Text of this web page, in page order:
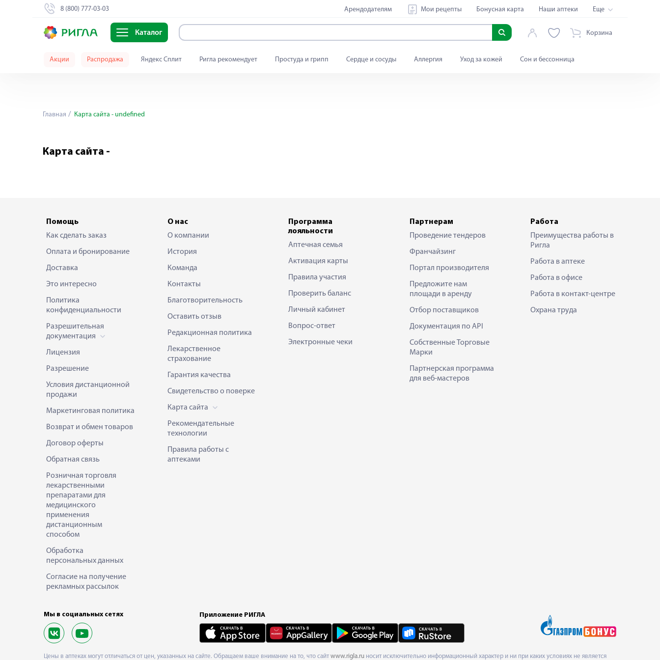
8 (800) 777-03-03 Арендодателям Мои рецепты Бонусная карта Наши аптеки Еще
Каталог Корзина
Акции Распродажа Яндекс Сплит Ригла рекомендует Простуда и грипп Сердце и сосуды Аллергия Уход за кожей Сон и бессонница
Главная Карта сайта - undefined
Карта сайта -
Помощь
Как сделать заказ
Оплата и бронирование
Доставка
Это интересно
Политика
конфиденциальности
Разрешительная
документация
Лицензия
Разрешение
Условия дистанционной
продажи
Маркетинговая политика
Возврат и обмен товаров
Договор оферты
Обратная связь
Розничная торговля
лекарственными
препаратами для
медицинского
применения
дистанционным
способом
Обработка
персональных данных
Согласие на получение
рекламных рассылок
О нас
О компании
История
Команда
Контакты
Благотворительность
Оставить отзыв
Редакционная политика
Лекарственное
страхование
Гарантия качества
Свидетельство о поверке
Карта сайта
Рекомендательные
технологии
Правила работы с
аптеками
Программа
лояльности
Аптечная семья
Активация карты
Правила участия
Проверить баланс
Личный кабинет
Вопрос-ответ
Электронные чеки
Партнерам
Проведение тендеров
Франчайзинг
Портал производителя
Предложите нам
площади в аренду
Отбор поставщиков
Документация по API
Собственные Торговые
Марки
Партнерская программа
для веб-мастеров
Работа
Преимущества работы в
Ригла
Работа в аптеке
Работа в офисе
Работа в контакт-центре
Охрана труда
Мы в социальных сетях Приложение РИГЛА
Цены в аптеках могут отличаться от цен, указанных на сайте. Обращаем ваше внимание на то, что сайт www.rigla.ru носит исключительно информационный характер и ни при каких условиях не является